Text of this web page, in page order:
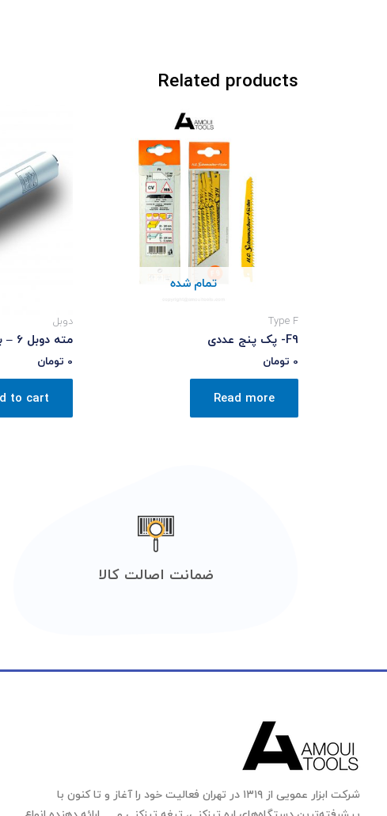
Related products
تمام شده
Type F
F9- پک پنج عددی
0 تومان
Read more
دوبل
مته دوبل 6 – بلند L
0 تومان
to cart
ضمانت اصالت کالا
شرکت ابزار عمویی از ۱۳۱۹ در تهران فعالیت خود را آغاز و تا کنون با